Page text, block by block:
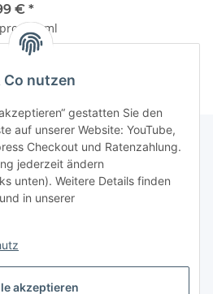
€ *
100 ml
widerrufen
Co nutzen
gestatten Sie den
auf unserer Website: YouTube,
Checkout und Ratenzahlung.
jederzeit ändern
unten). Weitere Details finden
und in unserer
akzeptieren